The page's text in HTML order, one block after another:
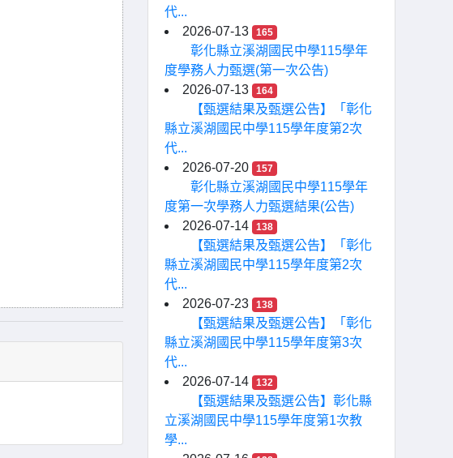
代...
2026-07-13
165
彰化縣立溪湖國民中學115學年
度學務人力甄選(第一次公告)
2026-07-13
164
【甄選結果及甄選公告】「彰化
縣立溪湖國民中學115學年度第2次
代...
2026-07-20
157
彰化縣立溪湖國民中學115學年
度第一次學務人力甄選結果(公告)
2026-07-14
138
【甄選結果及甄選公告】「彰化
縣立溪湖國民中學115學年度第2次
代...
2026-07-23
138
【甄選結果及甄選公告】「彰化
縣立溪湖國民中學115學年度第3次
代...
2026-07-14
132
【甄選結果及甄選公告】彰化縣
立溪湖國民中學115學年度第1次教
學...